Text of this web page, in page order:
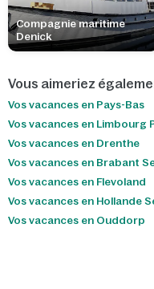
Compagnie maritime
Denick
Vous aimeriez
Vos vacances en Pays-Bas
Vos vacances en Limbourg
Vos vacances en Drenthe
Vos vacances en Brabant
Vos vacances en Flevoland
Vos vacances en Hollande
Vos vacances en Ouddorp